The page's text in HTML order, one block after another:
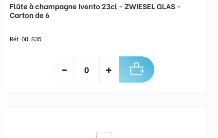
Flûte à champagne Ivento 23cl - ZWIESEL GLAS -
Carton de 6
Réf. 00L835